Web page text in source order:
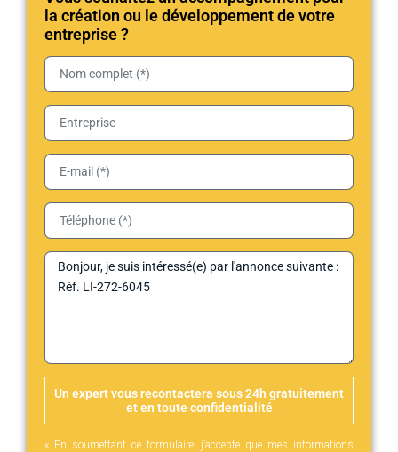
la création ou le développement de votre
entreprise ?
Un expert vous recontactera sous 24h gratuitement
et en toute confidentialité
« En soumettant ce formulaire, j’accepte que mes informations